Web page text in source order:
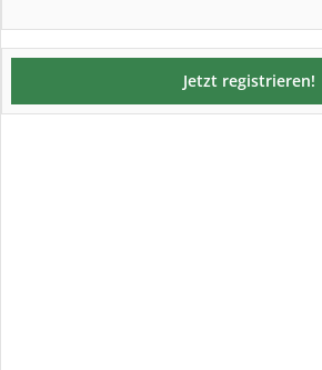
Jetzt registrieren!